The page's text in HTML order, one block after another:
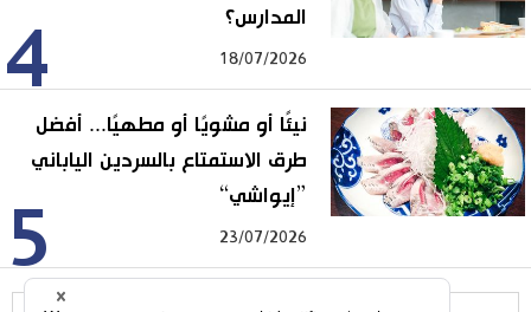
4
المدارس؟
18/07/2026
5
نيئًا أو مشويًا أو مطهيًا... أفضل
طرق الاستمتاع بالسردين الياباني
”إيواشي“
23/07/2026